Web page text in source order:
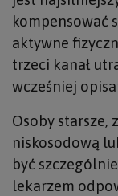
kompensować
aktywne
trzeci kanał
wcześniej
Osoby starsze,
niskosodową
być
lekarzem